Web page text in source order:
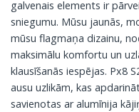
galvenais elements ir
sniegumu. Mūsu jaunās,
mūsu flagmaņa dizainu,
maksimālu komfortu un
klausīšanās iespējas. Px8
ausu uzlikām, kas
savienotas ar alumīnija